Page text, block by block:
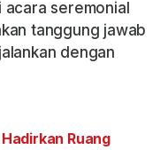
seremonial
tanggung jawab
dengan
Ruang